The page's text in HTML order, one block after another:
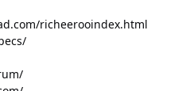
richeerooindex.html